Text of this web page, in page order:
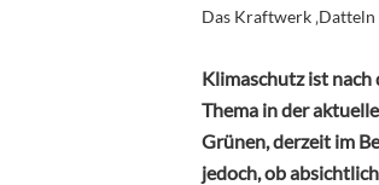
Das Kraftwerk
Klimaschutz ist
Thema in der
Grünen, derzeit im
jedoch, ob